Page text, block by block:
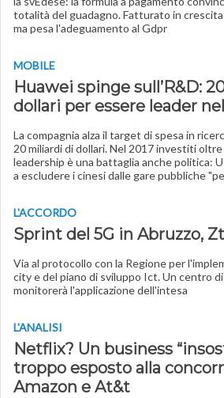
totalità del guadagno. Fatturato in crescita
ma pesa l'adeguamento al Gdpr
MOBILE
Huawei spinge sull’R&D:
dollari per essere leader
La compagnia alza il target di spesa in
20 miliardi di dollari. Nel 2017 investiti oltre
leadership è una battaglia anche politica:
a escludere i cinesi dalle gare pubbliche
L'ACCORDO
Sprint del 5G in Abruzzo,
Via al protocollo con la Regione per
city e del piano di sviluppo Ict. Un centro
monitorerà l'applicazione dell'intesa
L'ANALISI
Netflix? Un business
troppo esposto alla
Amazon e At&t